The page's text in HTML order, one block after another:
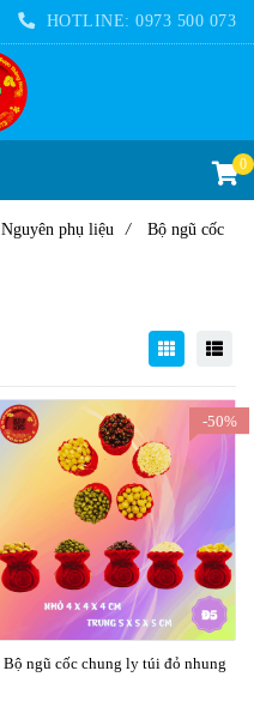
HOTLINE: 0973 500 073
0
Nguyên phụ liệu / Bộ ngũ cốc
-50%
Bộ ngũ cốc chung ly túi đỏ nhung